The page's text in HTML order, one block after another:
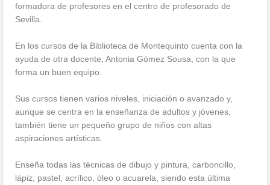
formadora de profesores en el centro de profesorado de
Sevilla.
En los cursos de la Biblioteca de Montequinto cuenta con la
ayuda de otra docente, Antonia Gómez Sousa, con la que
forma un buen equipo.
Sus cursos tienen varios niveles, iniciación o avanzado y,
aunque se centra en la enseñanza de adultos y jóvenes,
también tiene un pequeño grupo de niños con altas
aspiraciones artísticas.
Enseña todas las técnicas de dibujo y pintura, carboncillo,
lápiz, pastel, acrílico, óleo o acuarela, siendo esta última